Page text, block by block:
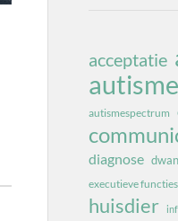
acceptatie
autisme
autismespectrum
diagnose
executieve functies
huisdier